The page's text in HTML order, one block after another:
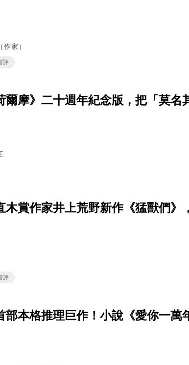
作家）
評
爾摩》二十週年紀念版，把「莫名
木賞作家井上荒野新作《猛獸們》
評
部本格推理巨作！小說《愛你一萬